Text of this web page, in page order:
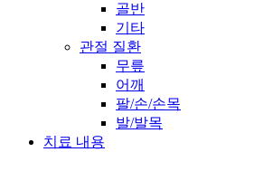
골반
기타
관절 질환
무릎
어깨
팔/손/손목
발/발목
치료 내용